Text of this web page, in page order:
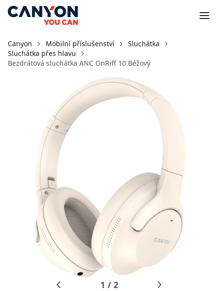
Canyon Mobilní příslušenství
Sluchátka
Sluchátka přes hlavu
Bezdrátová sluchátka ANC OnRiff 10 Béžový
1 /2